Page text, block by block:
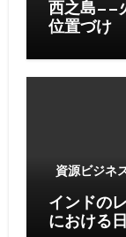
西之島——
位置づけ
資源ビジネ
インドの
における